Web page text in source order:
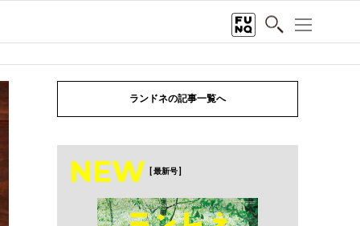
ランドネの記事一覧へ
NEW [ 最新号 ]